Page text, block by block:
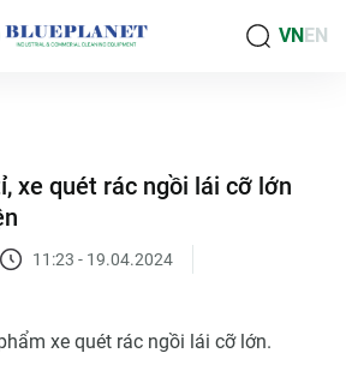
VNEN
xe quét rác ngồi lái cỡ lớn
11:23 - 19.04.2024
xe quét rác ngồi lái cỡ lớn.